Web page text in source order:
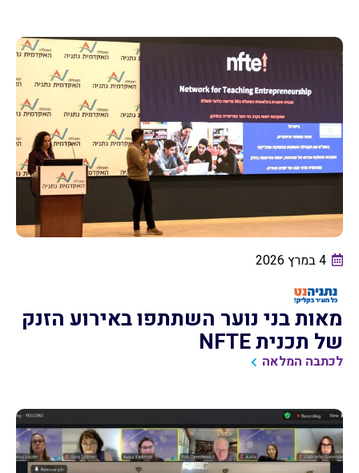
4 במרץ 2026
מאות בני נוער השתתפו באירוע הזנק
של תכנית NFTE
לכתבה המלאה